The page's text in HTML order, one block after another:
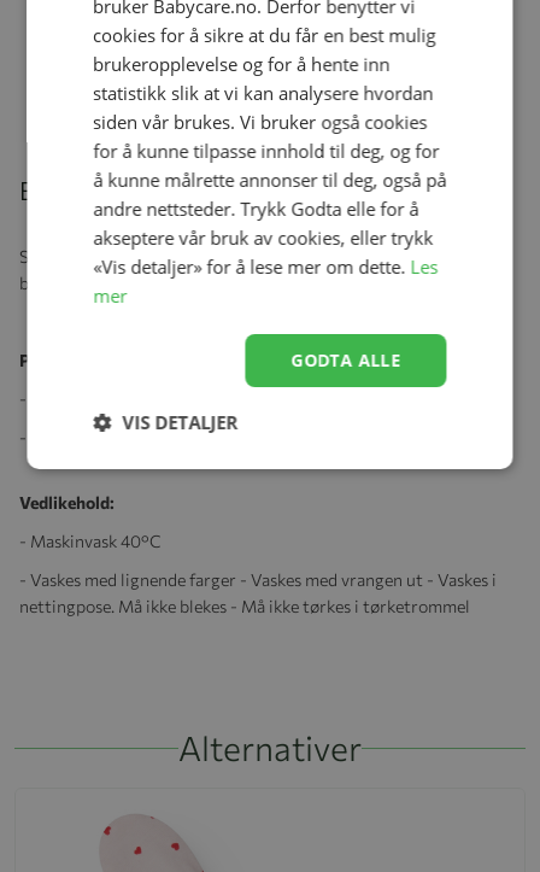
MarMar Heldress m/fot Rubetta,
Modal, Happy Hearts
kr 519,00
Beskrivelse
Søt og myk lue fra MarMar med god passform. Luekanten kan
brettes ned og er sydd med 2 lag.
Produktspesifikasjoner:
- Standard 100 av OEKO-TEX®-sertifisert
- Kvalitet: 50% Modal 50% Bomull
Vedlikehold:
- Maskinvask 40°C
- Vaskes med lignende farger - Vaskes med vrangen ut - Vaskes i
nettingpose. Må ikke blekes - Må ikke tørkes i tørketrommel
Alternativer
bruker Babycare.no. Derfor benytter vi
cookies for å sikre at du får en best mulig
brukeropplevelse og for å hente inn
statistikk slik at vi kan analysere hvordan
siden vår brukes. Vi bruker også cookies
for å kunne tilpasse innhold til deg, og for
å kunne målrette annonser til deg, også på
andre nettsteder. Trykk Godta elle for å
akseptere vår bruk av cookies, eller trykk
«Vis detaljer» for å lese mer om dette. Les
mer
GODTA ALLE
VIS DETALJER